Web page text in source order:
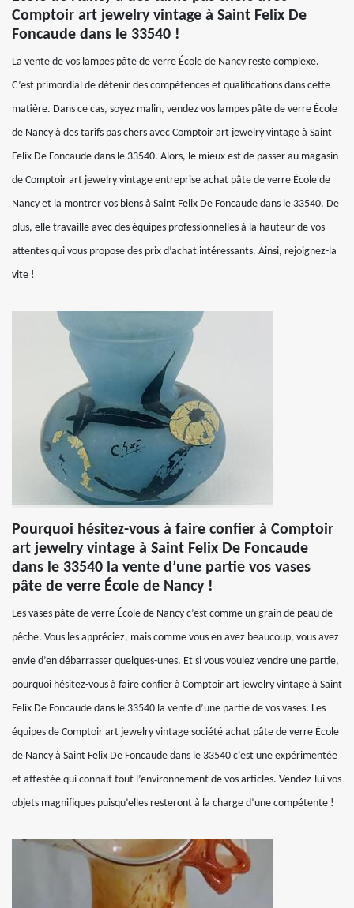
Comptoir art jewelry vintage à Saint Felix De
Foncaude dans le 33540 !
La vente de vos lampes pâte de verre École de Nancy reste complexe.
C’est primordial de détenir des compétences et qualifications dans cette
matière. Dans ce cas, soyez malin, vendez vos lampes pâte de verre École
de Nancy à des tarifs pas chers avec Comptoir art jewelry vintage à Saint
Felix De Foncaude dans le 33540. Alors, le mieux est de passer au magasin
de Comptoir art jewelry vintage entreprise achat pâte de verre École de
Nancy et la montrer vos biens à Saint Felix De Foncaude dans le 33540. De
plus, elle travaille avec des équipes professionnelles à la hauteur de vos
attentes qui vous propose des prix d’achat intéressants. Ainsi, rejoignez-la
vite !
Pourquoi hésitez-vous à faire confier à Comptoir
art jewelry vintage à Saint Felix De Foncaude
dans le 33540 la vente d’une partie vos vases
pâte de verre École de Nancy !
Les vases pâte de verre École de Nancy c’est comme un grain de peau de
pêche. Vous les appréciez, mais comme vous en avez beaucoup, vous avez
envie d’en débarrasser quelques-unes. Et si vous voulez vendre une partie,
pourquoi hésitez-vous à faire confier à Comptoir art jewelry vintage à Saint
Felix De Foncaude dans le 33540 la vente d’une partie de vos vases. Les
équipes de Comptoir art jewelry vintage société achat pâte de verre École
de Nancy à Saint Felix De Foncaude dans le 33540 c’est une expérimentée
et attestée qui connait tout l’environnement de vos articles. Vendez-lui vos
objets magnifiques puisqu’elles resteront à la charge d’une compétente !